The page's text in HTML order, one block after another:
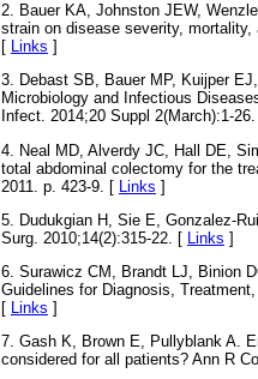
2. Bauer KA, Johnston JEW,
strain on disease severity,
[ Links ]
3. Debast SB, Bauer MP, Kuijper
Microbiology and Infectious
Infect. 2014;20 Suppl 2(March):1-
4. Neal MD, Alverdy JC, Hall DE,
total abdominal colectomy for the
2011. p. 423-9. [ Links ]
5. Dudukgian H, Sie E, Gonzalez-
Surg. 2010;14(2):315-22. [ Links ]
6. Surawicz CM, Brandt LJ, Binion
Guidelines for Diagnosis,
[
Links ]
7. Gash K, Brown E, Pullyblank A.
considered for all patients? Ann R